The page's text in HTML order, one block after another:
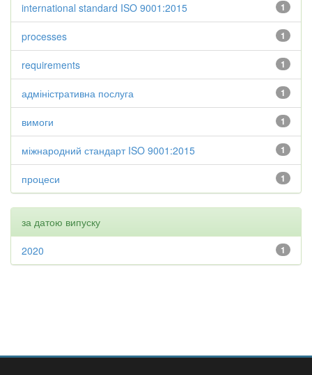
1
international standard ISO 9001:2015
1
processes
1
requirements
1
адміністративна послуга
1
вимоги
1
міжнародний стандарт ISO 9001:2015
1
процеси
за датою випуску
1
2020